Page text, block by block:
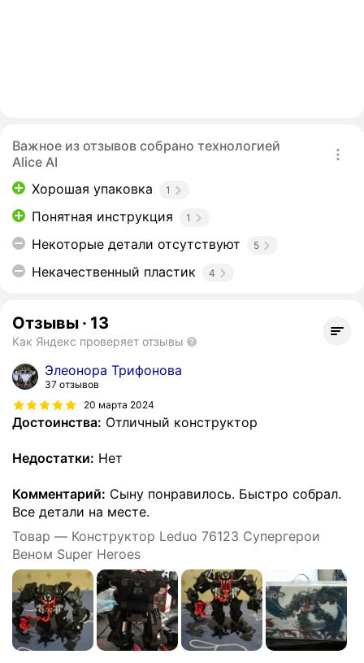
Важное из отзывов собрано технологией
Alice AI
Хорошая упаковка
1
Понятная инструкция 1
Некоторые детали отсутствуют 5
Некачественный пластик 4
Отзывы · 13
Как Яндекс проверяет отзывы
Элеонора Трифонова
37 отзывов
20 марта 2024
Достоинства: Отличный конструктор
Недостатки: Нет
Комментарий: Сыну понравилось. Быстро собрал.
Все детали на месте.
Товар — Конструктор Leduo 76123 Супергерои
Веном Super Heroes